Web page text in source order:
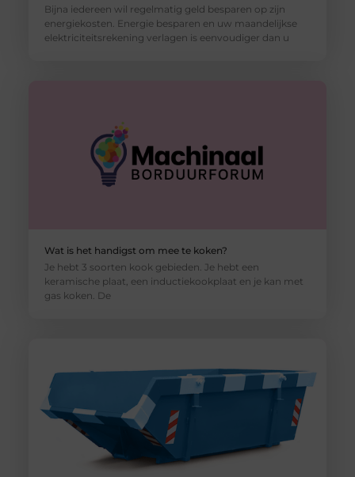
Bijna iedereen wil regelmatig geld besparen op zijn
energiekosten. Energie besparen en uw maandelijkse
elektriciteitsrekening verlagen is eenvoudiger dan u
Wat is het handigst om mee te koken?
Je hebt 3 soorten kook gebieden. Je hebt een
keramische plaat, een inductiekookplaat en je kan met
gas koken. De